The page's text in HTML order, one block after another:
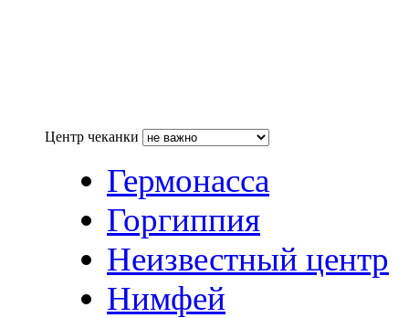
Центр чеканки
Гермонасса
Горгиппия
Неизвестный центр
Нимфей